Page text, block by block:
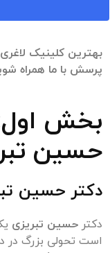
بهترین کلینیک
پرسش با ما همراه
بخش اول:
حسین
دکتر حسین
دکتر حسین تبریزی
است تحولی بزرگ در